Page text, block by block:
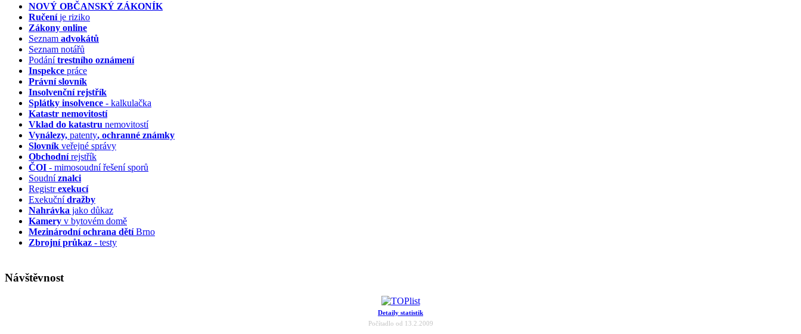
NOVÝ OBČANSKÝ ZÁKONÍK
Ručeníje riziko
Zákony online
Seznam advokátů
Seznam notářů
Podánítrestního oznámení
Inspekce práce
Právní slovník
Insolvenčnírejstřík
Splátky insolvence - kalkulačka
Katastr nemovitostí
Vklad do katastru nemovitostí
Vynálezy, patenty, ochranné známky
Slovník veřejné správy
Obchodnírejstřík
ČOI - mimosoudní řešení sporů
Soudníznalci
Registrexekucí
Exekučnídražby
Nahrávka jako důkaz
Kamery v bytovém domě
Mezinárodní ochrana dětíBrno
Zbrojní průkaz - testy
Návštěvnost
Detaily statistik
Počítadlo od 13.2.2009